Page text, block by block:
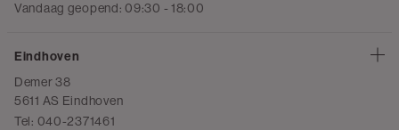
Vandaag geopend: 09:30 - 18:00
Eindhoven
Demer 38
5611 AS Eindhoven
Tel: 040-2371461